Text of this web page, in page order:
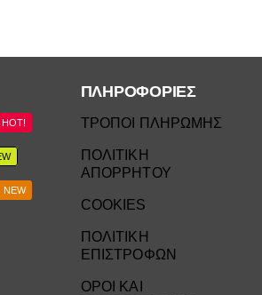
HOT!
NEW
ΠΛΗΡΟΦΟΡΙΕΣ
ΤΡΟΠΟΙ ΠΛΗΡΩΜΗΣ
ΠΟΛΙΤΙΚΗ
ΑΠΟΡΡΗΤΟΥ
COOKIES
ΠΟΛΙΤΙΚΗ
ΕΠΙΣΤΡΟΦΩΝ
ΟΡΟΙ ΚΑΙ